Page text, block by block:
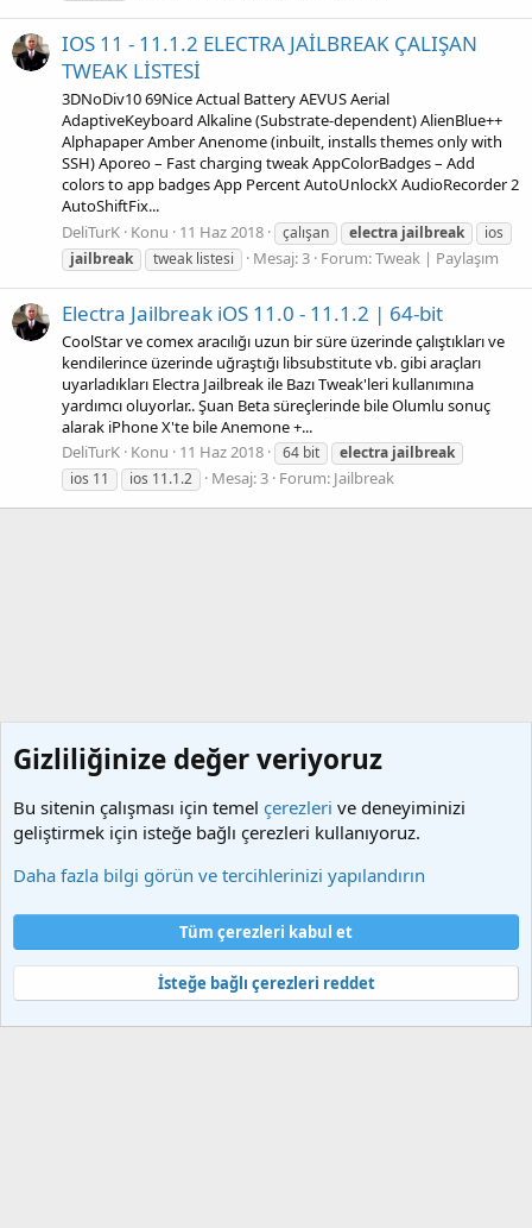
IOS 11 - 11.1.2 ELECTRA JAİLBREAK ÇALIŞAN
TWEAK LİSTESİ
3DNoDiv10 69Nice Actual Battery AEVUS Aerial
AdaptiveKeyboard Alkaline (Substrate-dependent) AlienBlue++
Alphapaper Amber Anenome (inbuilt, installs themes only with
SSH) Aporeo – Fast charging tweak AppColorBadges – Add
colors to app badges App Percent AutoUnlockX AudioRecorder 2
AutoShiftFix...
DeliTurK Konu 11 Haz 2018 çalışan electra jailbreak
ios
jailbreak
tweak listesi Mesaj: 3 Forum:Tweak | Paylaşım
Electra Jailbreak iOS 11.0 - 11.1.2 | 64-bit
CoolStar ve comex aracılığı uzun bir süre üzerinde çalıştıkları ve
kendilerince üzerinde uğraştığı libsubstitute vb. gibi araçları
uyarladıkları Electra Jailbreak ile Bazı Tweak'leri kullanımına
yardımcı oluyorlar.. Şuan Beta süreçlerinde bile Olumlu sonuç
alarak iPhone X'te bile Anemone +...
DeliTurK Konu 11 Haz 2018 64 bit electra jailbreak
ios 11
ios 11.1.2 Mesaj: 3 Forum: Jailbreak
Şartlar ve kurallar
Gizlilik politikası
Yardım
Ana sayfa
S
S
Community platform by XenForo® © 2010-2025 XenForo Ltd.
Gizliliğinize değer veriyoruz
Bu sitenin çalışması için temel çerezleri ve deneyiminizi
geliştirmek için isteğe bağlı çerezleri kullanıyoruz.
Daha fazla bilgi görün ve tercihlerinizi yapılandırın
Tüm çerezleri kabul et
İsteğe bağlı çerezleri reddet